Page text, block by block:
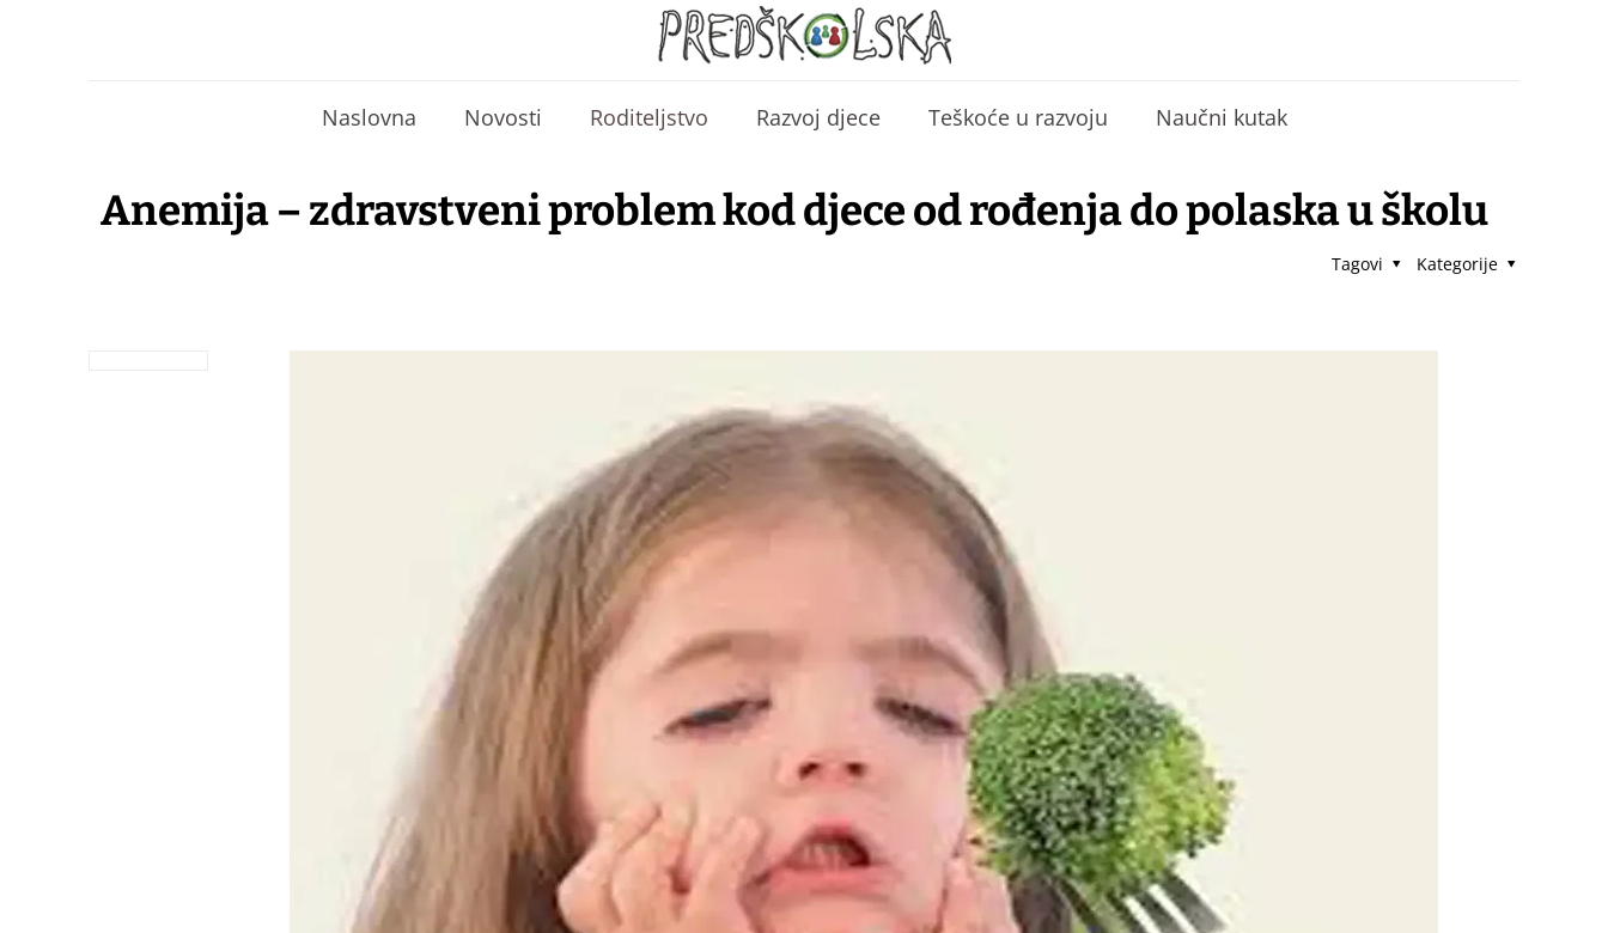
Naslovna Novosti Roditeljstvo Razvoj djece Teškoće u razvoju Naučni kutak
Anemija – zdravstveni problem kod djece od rođenja do polaska u školu
Kategorije
Tagovi